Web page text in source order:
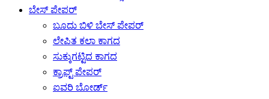
ಬೇಸ್ ಪೇಪರ್
ಬೂದು ಬಿಳಿ ಬೇಸ್ ಪೇಪರ್
ಲೇಪಿತ ಕಲಾ ಕಾಗದ
ಸುಕ್ಕುಗಟ್ಟಿದ ಕಾಗದ
ಕ್ರಾಫ್ಟ್ ಪೇಪರ್
ಐವರಿ ಬೋರ್ಡ್